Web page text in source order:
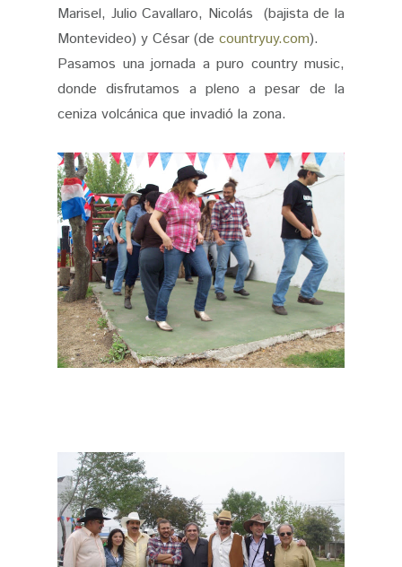
Marisel, Julio Cavallaro, Nicolás (bajista de la
Montevideo) y César (de countryuy.com).
Pasamos una jornada a puro country music,
donde disfrutamos a pleno a pesar de la
ceniza volcánica que invadió la zona.